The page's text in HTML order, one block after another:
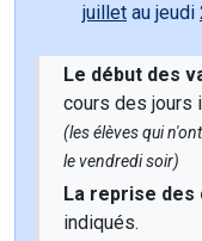
juillet au jeudi
Le début des
cours des jours
(les élèves qui
le vendredi soir)
La reprise des
indiqués.